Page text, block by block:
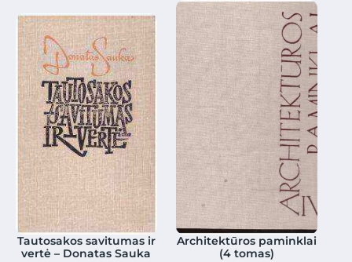
Tautosakos savitumas ir
vertė – Donatas Sauka
Architektūros paminklai
(4 tomas)